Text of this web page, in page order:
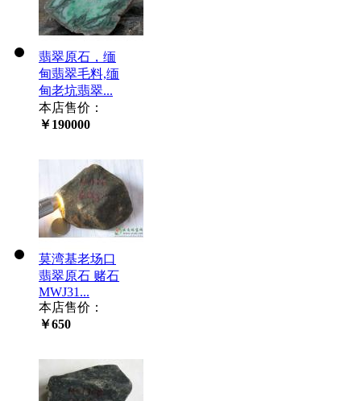
翡翠原石，缅
甸翡翠毛料,缅
甸老坑翡翠...
本店售价：
￥190000
莫湾基老场口
翡翠原石 赌石
MWJ31...
本店售价：
￥650